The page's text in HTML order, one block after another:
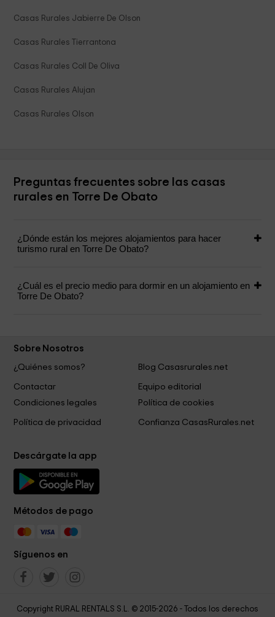
Casas Rurales Jabierre De Olson
Casas Rurales Tierrantona
Casas Rurales Coll De Oliva
Casas Rurales Alujan
Casas Rurales Olson
Preguntas frecuentes sobre las casas
rurales en Torre De Obato
¿Dónde están los mejores alojamientos para hacer
turismo rural en Torre De Obato?
¿Cuál es el precio medio para dormir en un alojamiento en
Torre De Obato?
Sobre Nosotros
¿Quiénes somos?
Blog Casasrurales.net
Contactar
Equipo editorial
Condiciones legales
Política de cookies
Política de privacidad Confianza CasasRurales.net
Descárgate la app
Métodos de pago
Síguenos en
Copyright RURAL RENTALS S.L. © 2015-2026 - Todos los derechos